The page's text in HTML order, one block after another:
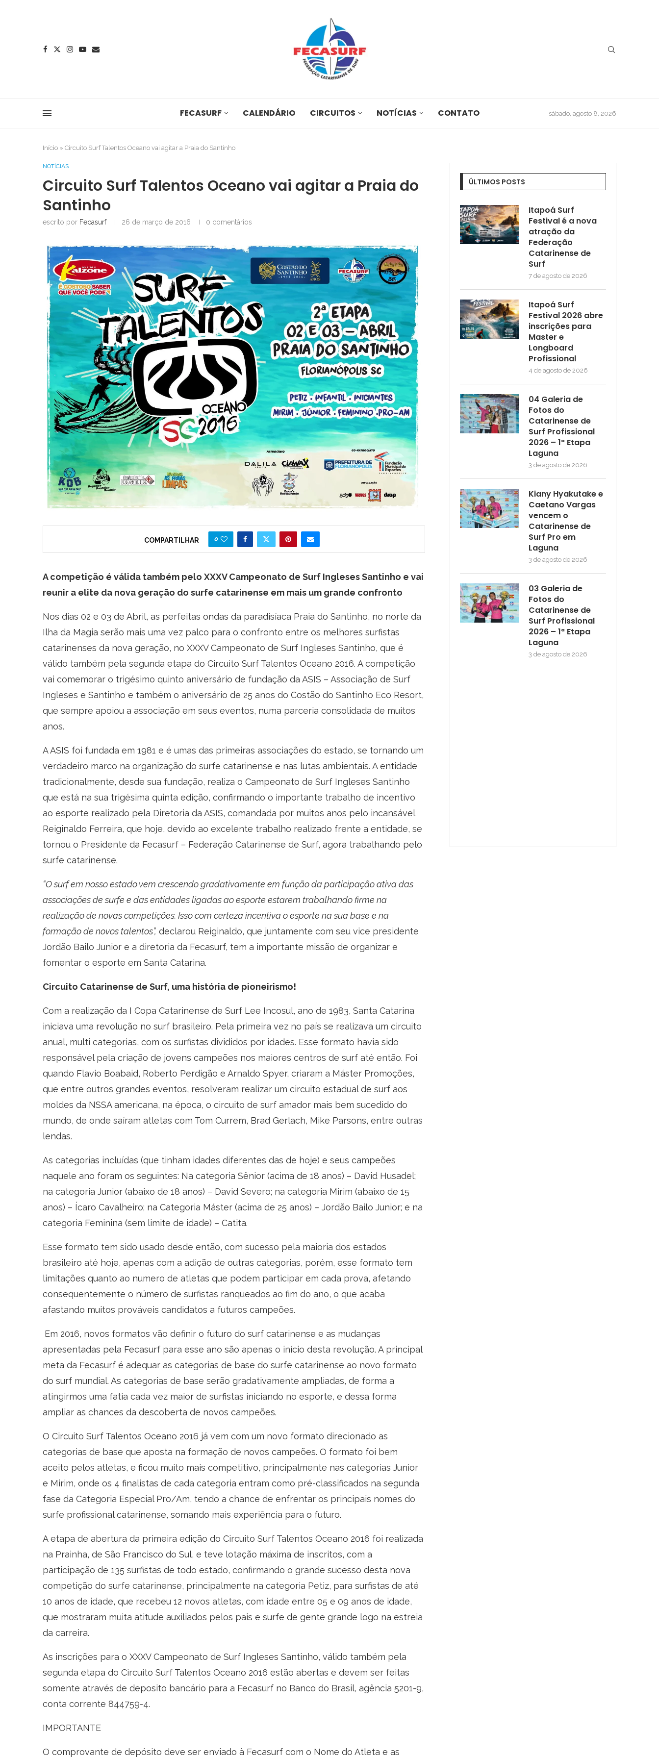
FECASURF CALENDÁRIO CIRCUITOS NOTÍCIAS CONTATO sábado, agosto 8, 2026
Início » Circuito Surf Talentos Oceano vai agitar a Praia do Santinho
NOTÍCIAS
Circuito Surf Talentos Oceano vai agitar a Praia do
Santinho
escrito por Fecasurf 26 de março de 2016 0 comentários
COMPARTILHAR 0
A competição é válida também pelo XXXV Campeonato de Surf Ingleses Santinho e vai
reunir a elite da nova geração do surfe catarinense em mais um grande confronto
Nos dias 02 e 03 de Abril, as perfeitas ondas da paradisíaca Praia do Santinho, no norte da
Ilha da Magia serão mais uma vez palco para o confronto entre os melhores surfistas
catarinenses da nova geração, no XXXV Campeonato de Surf Ingleses Santinho, que é
válido também pela segunda etapa do Circuito Surf Talentos Oceano 2016. A competição
vai comemorar o trigésimo quinto aniversário de fundação da ASIS – Associação de Surf
Ingleses e Santinho e também o aniversário de 25 anos do Costão do Santinho Eco Resort,
que sempre apoiou a associação em seus eventos, numa parceria consolidada de muitos
anos.
A ASIS foi fundada em 1981 e é umas das primeiras associações do estado, se tornando um
verdadeiro marco na organização do surfe catarinense e nas lutas ambientais. A entidade
tradicionalmente, desde sua fundação, realiza o Campeonato de Surf Ingleses Santinho
que está na sua trigésima quinta edição, confirmando o importante trabalho de incentivo
ao esporte realizado pela Diretoria da ASIS, comandada por muitos anos pelo incansável
Reiginaldo Ferreira, que hoje, devido ao excelente trabalho realizado frente a entidade, se
tornou o Presidente da Fecasurf – Federação Catarinense de Surf, agora trabalhando pelo
surfe catarinense.
“O surf em nosso estado vem crescendo gradativamente em função da participação ativa das
associações de surfe e das entidades ligadas ao esporte estarem trabalhando firme na
realização de novas competições. Isso com certeza incentiva o esporte na sua base e na
formação de novos talentos”, declarou Reiginaldo, que juntamente com seu vice presidente
Jordão Bailo Junior e a diretoria da Fecasurf, tem a importante missão de organizar e
fomentar o esporte em Santa Catarina.
Circuito Catarinense de Surf, uma história de pioneirismo!
Com a realização da I Copa Catarinense de Surf Lee Incosul, ano de 1983, Santa Catarina
iniciava uma revolução no surf brasileiro. Pela primeira vez no país se realizava um circuito
anual, multi categorias, com os surfistas divididos por idades. Esse formato havia sido
responsável pela criação de jovens campeões nos maiores centros de surf até então. Foi
quando Flavio Boabaid, Roberto Perdigão e Arnaldo Spyer, criaram a Máster Promoções,
que entre outros grandes eventos, resolveram realizar um circuito estadual de surf aos
moldes da NSSA americana, na época, o circuito de surf amador mais bem sucedido do
mundo, de onde saíram atletas com Tom Currem, Brad Gerlach, Mike Parsons, entre outras
lendas.
As categorias incluídas (que tinham idades diferentes das de hoje) e seus campeões
naquele ano foram os seguintes: Na categoria Sênior (acima de 18 anos) – David Husadel;
na categoria Junior (abaixo de 18 anos) – David Severo; na categoria Mirim (abaixo de 15
anos) – Ícaro Cavalheiro; na Categoria Máster (acima de 25 anos) – Jordão Bailo Junior; e na
categoria Feminina (sem limite de idade) – Catita.
Esse formato tem sido usado desde então, com sucesso pela maioria dos estados
brasileiro até hoje, apenas com a adição de outras categorias, porém, esse formato tem
limitações quanto ao numero de atletas que podem participar em cada prova, afetando
consequentemente o número de surfistas ranqueados ao fim do ano, o que acaba
afastando muitos prováveis candidatos a futuros campeões.
Em 2016, novos formatos vão definir o futuro do surf catarinense e as mudanças
apresentadas pela Fecasurf para esse ano são apenas o início desta revolução. A principal
meta da Fecasurf é adequar as categorias de base do surfe catarinense ao novo formato
do surf mundial. As categorias de base serão gradativamente ampliadas, de forma a
atingirmos uma fatia cada vez maior de surfistas iniciando no esporte, e dessa forma
ampliar as chances da descoberta de novos campeões.
O Circuito Surf Talentos Oceano 2016 já vem com um novo formato direcionado as
categorias de base que aposta na formação de novos campeões. O formato foi bem
aceito pelos atletas, e ficou muito mais competitivo, principalmente nas categorias Junior
e Mirim, onde os 4 finalistas de cada categoria entram como pré-classificados na segunda
fase da Categoria Especial Pro/Am, tendo a chance de enfrentar os principais nomes do
surfe profissional catarinense, somando mais experiência para o futuro.
A etapa de abertura da primeira edição do Circuito Surf Talentos Oceano 2016 foi realizada
na Prainha, de São Francisco do Sul, e teve lotação máxima de inscritos, com a
participação de 135 surfistas de todo estado, confirmando o grande sucesso desta nova
competição do surfe catarinense, principalmente na categoria Petiz, para surfistas de até
10 anos de idade, que recebeu 12 novos atletas, com idade entre 05 e 09 anos de idade,
que mostraram muita atitude auxiliados pelos pais e surfe de gente grande logo na estreia
da carreira.
As inscrições para o XXXV Campeonato de Surf Ingleses Santinho, válido também pela
segunda etapa do Circuito Surf Talentos Oceano 2016 estão abertas e devem ser feitas
somente através de deposito bancário para a Fecasurf no Banco do Brasil, agência 5201-9,
conta corrente 844759-4.
IMPORTANTE
O comprovante de depósito deve ser enviado à Fecasurf com o Nome do Atleta e as
ÚLTIMOS POSTS
Itapoá Surf
Festival é a nova
atração da
Federação
Catarinense de
Surf
7 de agosto de 2026
Itapoá Surf
Festival 2026 abre
inscrições para
Master e
Longboard
Profissional
4 de agosto de 2026
04 Galeria de
Fotos do
Catarinense de
Surf Profissional
2026 – 1ª Etapa
Laguna
3 de agosto de 2026
Kiany Hyakutake e
Caetano Vargas
vencem o
Catarinense de
Surf Pro em
Laguna
3 de agosto de 2026
03 Galeria de
Fotos do
Catarinense de
Surf Profissional
2026 – 1ª Etapa
Laguna
3 de agosto de 2026